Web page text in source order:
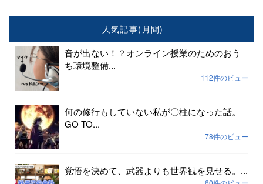
人気記事(月間)
音が出ない！？オンライン授業のためのおう
ち環境整備...
112件のビュー
何の修行もしていない私が〇柱になった話。
GO TO...
78件のビュー
覚悟を決めて、武器よりも世界観を見せる。...